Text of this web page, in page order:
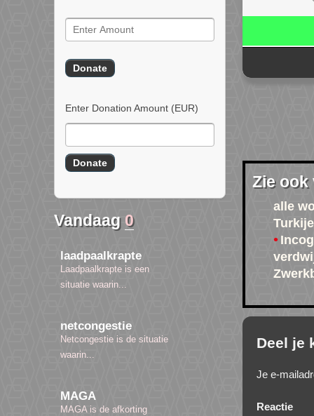
Enter Donation Amount (EUR)
Vandaag 0
laadpaalkrapte
Laadpaalkrapte is een
situatie waarin...
netcongestie
Netcongestie is de situatie
waarin...
MAGA
MAGA is de afkorting
Zie ook
alle
Turkije
Deel je
Je e-
Reactie